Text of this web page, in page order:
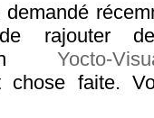
rajouter
Yocto-
chose faite.